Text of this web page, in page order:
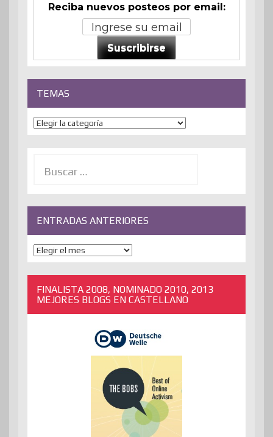
Reciba nuevos posteos por email:
Suscribirse
TEMAS
Temas
ENTRADAS ANTERIORES
ENTRADAS
ANTERIORES
FINALISTA 2008, NOMINADO 2010, 2013
MEJORES BLOGS EN CASTELLANO